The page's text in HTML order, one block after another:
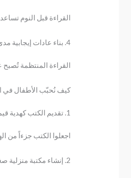
القراءة قبل النوم
4. بناء عادات إيجابية مدى الحياة
القراءة المنتظمة
كيف نُحبّب الأطفال في
1. تقديم الكتب كهدية قيمة
اجعلوا الكتب جزءاً من
2. إنشاء مكتبة منزلية صغيرة